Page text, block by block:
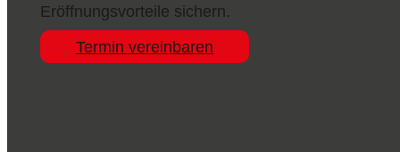
Eröffnungsvorteile sichern.
Termin vereinbaren